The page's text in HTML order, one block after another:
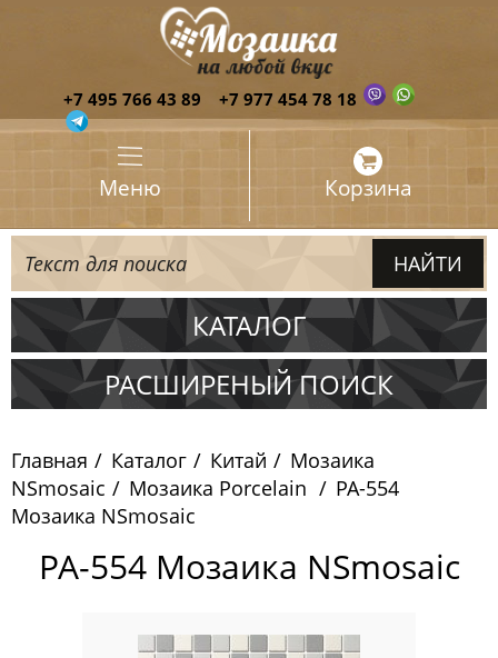
+7 495 766 43 89 +7 977 454 78 18
Меню Корзина
КАТАЛОГ
Испания
Китай
Pixelmosaic
Зеркала NS Bath
РАСШИРЕНЫЙ ПОИСК
Главная Каталог Китай
Мозаика
NSmosaic
Мозаика Porcelain
PA-554
Мозаика NSmosaic
PA-554 Мозаика NSmosaic